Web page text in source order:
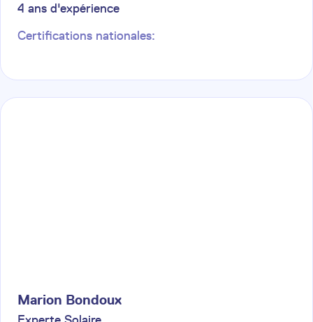
4 ans d'expérience
Certifications nationales:
Marion Bondoux